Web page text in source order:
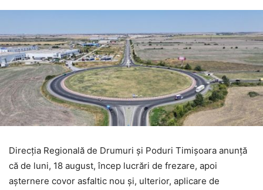
Direcția Regională de Drumuri și Poduri Timișoara anunță
că de luni, 18 august, încep lucrări de frezare, apoi
așternere covor asfaltic nou și, ulterior, aplicare de